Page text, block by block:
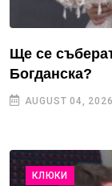
Ще се
Богданска?
AUGUST 04, 2026
КЛЮКИ